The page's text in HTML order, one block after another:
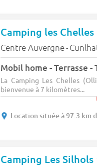
Camping les Chelles
Centre Auvergne-
Mobil home - Terrasse -
La Camping Les Chelles
bienvenue à 7 kilomètres...
Location située à 97.3 km
Camping Les Silhols